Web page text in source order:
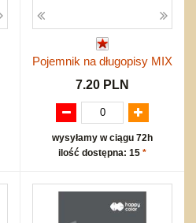
Pojemnik na długopisy MIX
7.20 PLN
wysyłamy w ciągu 72h
ilość dostępna: 15 *